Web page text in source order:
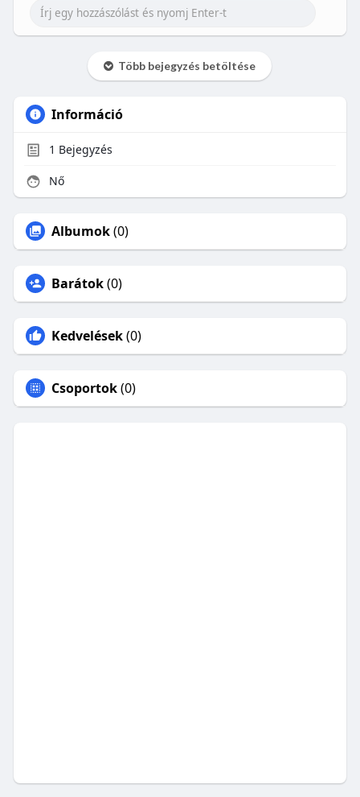
Több bejegyzés betöltése
Információ
1 Bejegyzés
Nő
Albumok(0)
Barátok(0)
Kedvelések(0)
Csoportok(0)